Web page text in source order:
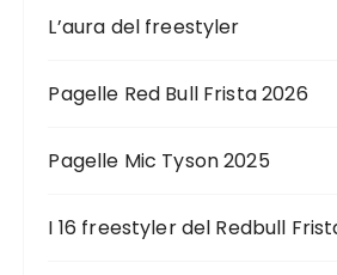
L’aura del freestyler
Pagelle Red Bull Frista 2026
Pagelle Mic Tyson 2025
I 16 freestyler del Redbull